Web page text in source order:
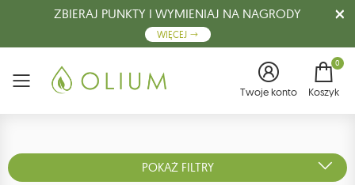
ZBIERAJ PUNKTY I WYMIENIAJ NA NAGRODY
WIĘCEJ
Menu Twoje konto
0
Koszyk
POKAŻ FILTRY